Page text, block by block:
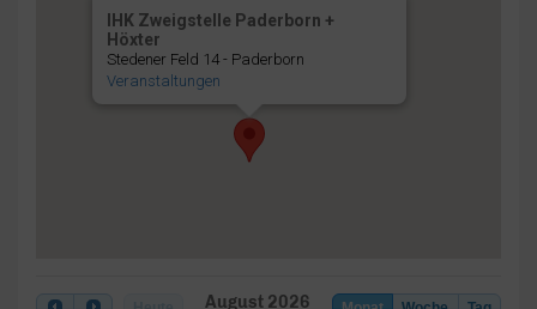
IHK Zweigstelle Paderborn +
Höxter
Stedener Feld 14 - Paderborn
Veranstaltungen
August 2026